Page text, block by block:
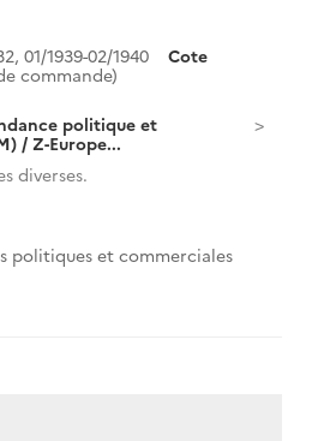
, 01/1939-02/1940
Cote
commande)
politique et
/ Z-Europe...
diverses.
politiques et commerciales